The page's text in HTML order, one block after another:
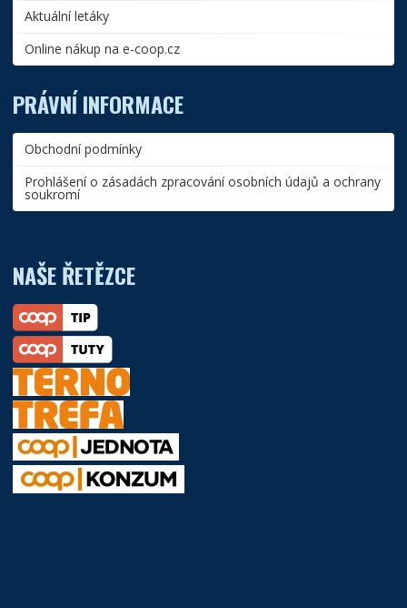
Aktuální letáky
Online nákup na e-coop.cz
PRÁVNÍ INFORMACE
Obchodní podmínky
Prohlášení o zásadách zpracování osobních údajů a ochrany
soukromí
NAŠE ŘETĚZCE